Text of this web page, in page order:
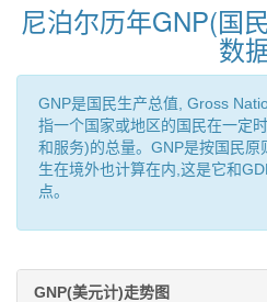
尼泊尔历年GNP(国
数
GNP是国民生产总值, Gross
指一个国家或地区的国民在一定
和服务)的总量。GNP是按国民原
生在境外也计算在内,这是它和
点。
GNP(美元计)走势图